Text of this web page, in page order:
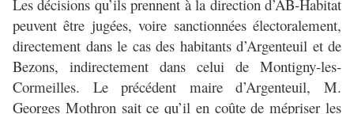
Les décisions qu’ils prennent à la direction d’AB-Habitat
peuvent être jugées, voire sanctionnées électoralement,
directement dans le cas des habitants d’Argenteuil et de
Bezons, indirectement dans celui de Montigny-les-
Cormeilles. Le précédent maire d’Argenteuil, M.
Georges Mothron sait ce qu’il en coûte de mépriser les